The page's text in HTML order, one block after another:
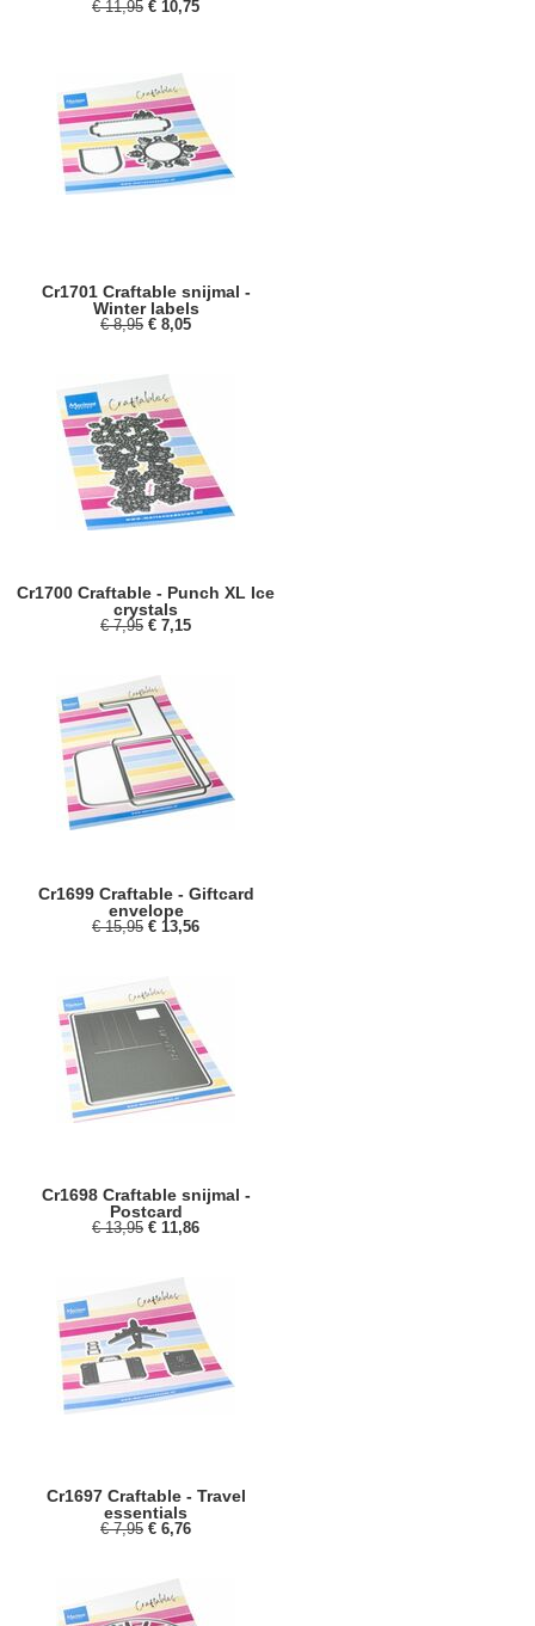
€ 11,95 € 10,75
Cr1701 Craftable snijmal -
Winter labels
€ 8,95 € 8,05
Cr1700 Craftable - Punch XL Ice
crystals
€ 7,95 € 7,15
Cr1699 Craftable - Giftcard
envelope
€ 15,95 € 13,56
Cr1698 Craftable snijmal -
Postcard
€ 13,95 € 11,86
Cr1697 Craftable - Travel
essentials
€ 7,95 € 6,76